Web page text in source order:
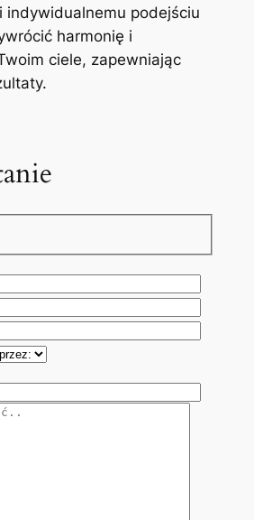
indywidualnemu podejściu
harmonię i
ciele, zapewniając